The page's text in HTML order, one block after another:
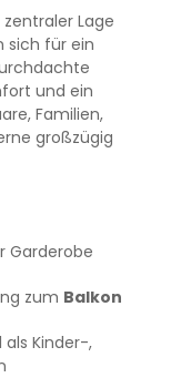
Lage
sich für ein
und ein
Familien,
großzügig
Garderobe
zum Balkon
als Kinder-,